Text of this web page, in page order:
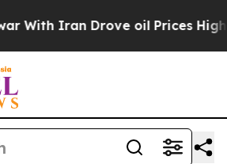
Drove oil Prices Higher,